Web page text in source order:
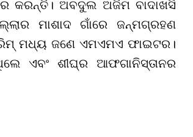
କରନ୍ତି। ଅବଦୁଲ ଅଜିମ ବାଦାଖସି
ମାଶାଦ ଗାଁରେ ଜନ୍ମଗ୍ରହଣ
ମଧ୍ୟ ଜଣେ ଏମଏମଏ ଫାଇଟର।
ଏବଂ ଶୀଘ୍ର ଆଫଗାନିସ୍ତାନର